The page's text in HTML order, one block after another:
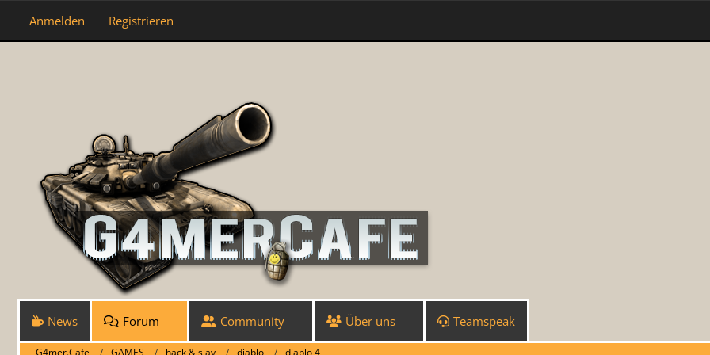
News Forum Community Über uns Teamspeak
Anmelden Registrieren
G4mer.Cafe GAMES hack & slay diablo diablo 4